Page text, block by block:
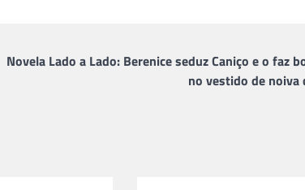
Novela Lado a Lado: Berenice seduz Caniço e o faz
no vestido de noiva